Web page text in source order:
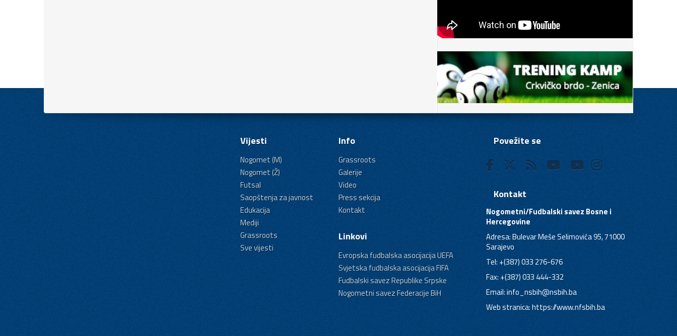
Vijesti
Nogomet (M)
Nogomet (Ž)
Futsal
Saopštenja za javnost
Edukacija
Mediji
Grassroots
Sve vijesti
Info
Grassroots
Galerije
Video
Press sekcija
Kontakt
Linkovi
Evropska fudbalska asocijacija UEFA
Svjetska fudbalska asocijacija FIFA
Fudbalski savez Republike Srpske
Nogometni savez Federacije BiH
Povežite se
Kontakt
Nogometni/Fudbalski savez Bosne i
Hercegovine
Adresa: Bulevar Meše Selimovića 95, 71000
Sarajevo
Tel: +(387) 033 276-676
Fax: +(387) 033 444-332
Email:info_nsbih@nsbih.ba
Web stranica: https://www.nfsbih.ba